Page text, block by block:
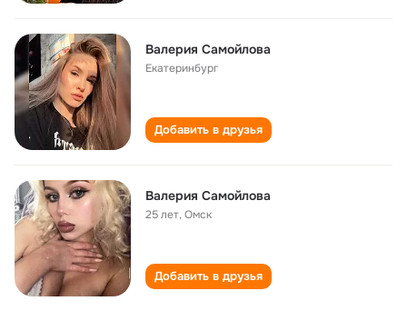
Валерия Самойлова
Екатеринбург
Добавить в друзья
Валерия Самойлова
25 лет,Омск
Добавить в друзья